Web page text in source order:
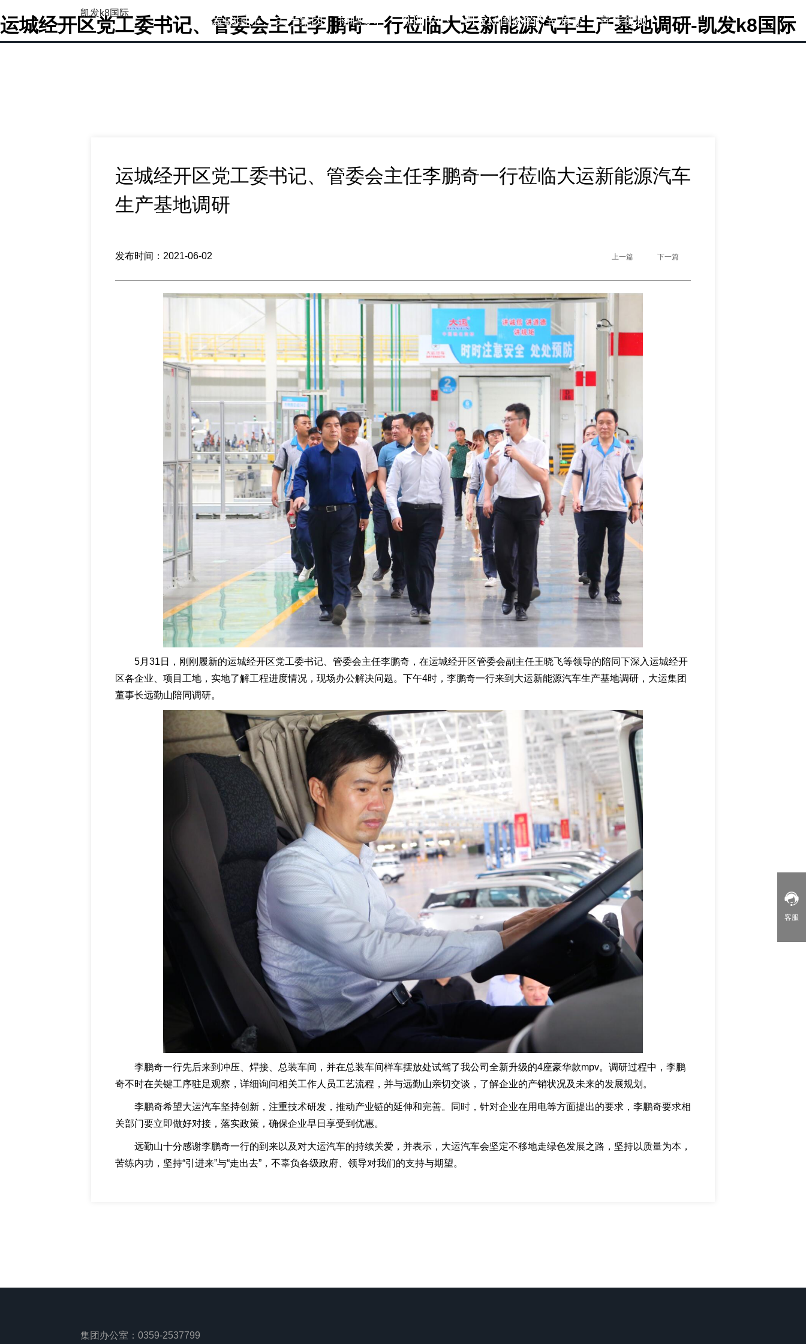
运城经开区党工委书记、管委会主任李鹏奇一行莅临大运新能源汽车生产基地调研-凯发k8国际
凯发k8国际
凯发k8国际 关于集团 招聘专栏 新闻中心 凯发k8国际的产品展示 宣传视频
客服
运城经开区党工委书记、管委会主任李鹏奇一行莅临大运新能源汽车
生产基地调研
发布时间：2021-06-02 上一篇 下一篇
5月31日，刚刚履新的运城经开区党工委书记、管委会主任李鹏奇，在运城经开区管委会副主任王晓飞等领导的陪同下深入运城经开
区各企业、项目工地，实地了解工程进度情况，现场办公解决问题。下午4时，李鹏奇一行来到大运新能源汽车生产基地调研，大运集团
董事长远勤山陪同调研。
李鹏奇一行先后来到冲压、焊接、总装车间，并在总装车间样车摆放处试驾了我公司全新升级的4座豪华款mpv。调研过程中，李鹏
奇不时在关键工序驻足观察，详细询问相关工作人员工艺流程，并与远勤山亲切交谈，了解企业的产销状况及未来的发展规划。
李鹏奇希望大运汽车坚持创新，注重技术研发，推动产业链的延伸和完善。同时，针对企业在用电等方面提出的要求，李鹏奇要求相
关部门要立即做好对接，落实政策，确保企业早日享受到优惠。
远勤山十分感谢李鹏奇一行的到来以及对大运汽车的持续关爱，并表示，大运汽车会坚定不移地走绿色发展之路，坚持以质量为本，
苦练内功，坚持“引进来”与“走出去”，不辜负各级政府、领导对我们的支持与期望。
集团办公室：0359-2537799